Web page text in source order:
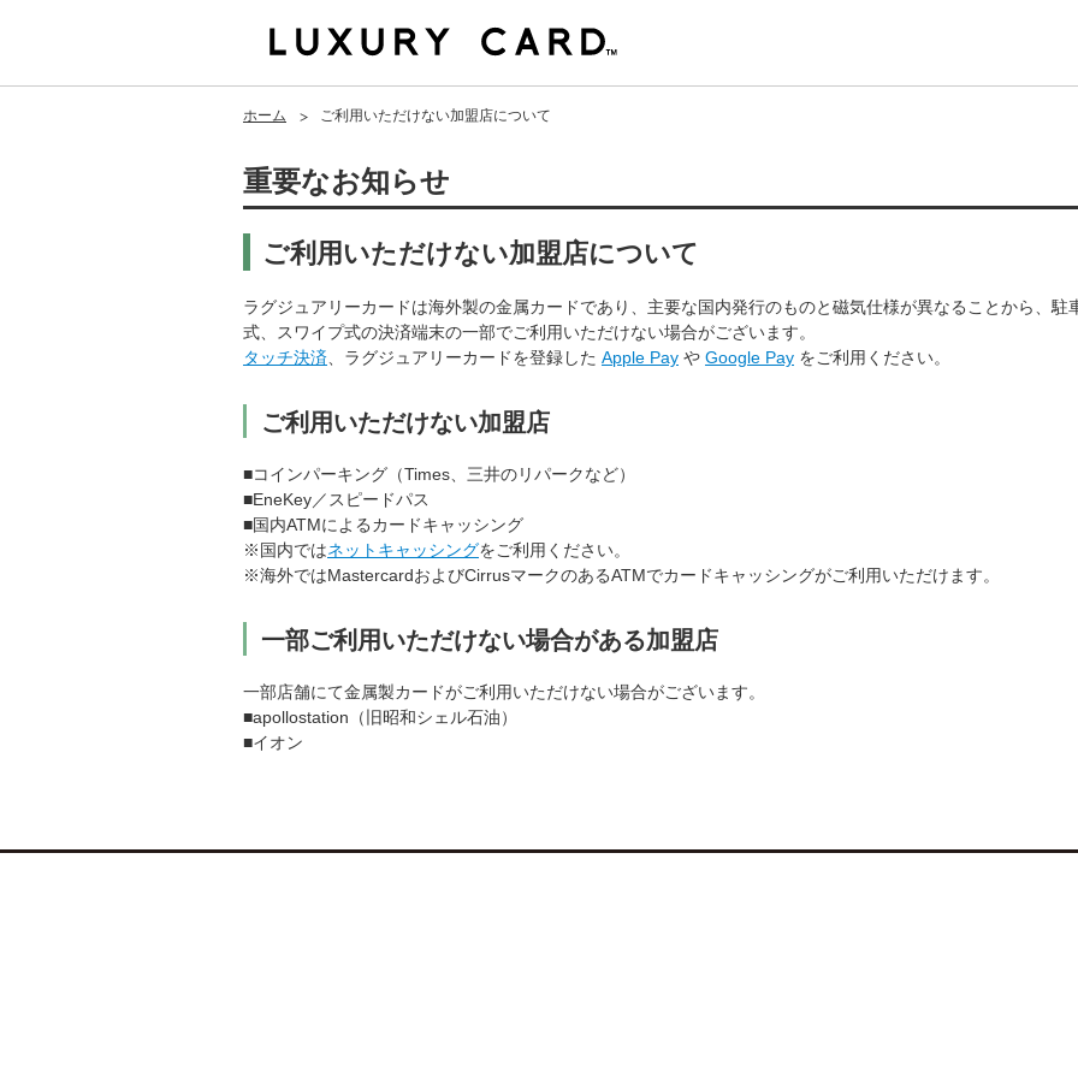
ホーム ご利用いただけない加盟店について
重要なお知らせ
ご利用いただけない加盟店について
ラグジュアリーカードは海外製の金属カードであり、主要な国内発行のものと磁気仕様が異なることから、
式、スワイプ式の決済端末の一部でご利用いただけない場合がございます。
タッチ決済 、ラグジュアリーカードを登録した Apple Pay や Google Pay をご利用ください。
ご利用いただけない加盟店
■コインパーキング（Times、三井のリパークなど）
■EneKey／スピードパス
■国内ATMによるカードキャッシング
※国内ではネットキャッシングをご利用ください。
※海外ではMastercardおよびCirrusマークのあるATMでカードキャッシングがご利用いただけます。
一部ご利用いただけない場合がある加盟店
一部店舗にて金属製カードがご利用いただけない場合がございます。
■apollostation（旧昭和シェル石油）
■イオン